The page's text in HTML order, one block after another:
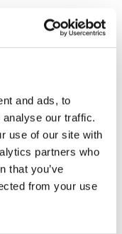
and ads, to
our traffic.
use of our site with
partners who
that you’ve
from your use
2024